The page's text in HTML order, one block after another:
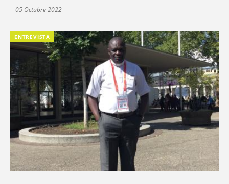
05 Octubre 2022
ENTREVISTA